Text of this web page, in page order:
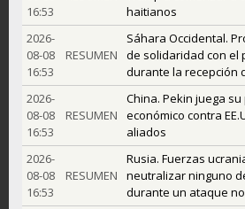
16:53
haitianos
2026-
08-08
16:53
RESUMEN
Sáhara Occidental.
de solidaridad con el
durante la recepción
2026-
08-08
16:53
RESUMEN
China. Pekin juega
económico contra
aliados
2026-
08-08
16:53
RESUMEN
Rusia. Fuerzas
neutralizar ninguno
durante un ataque